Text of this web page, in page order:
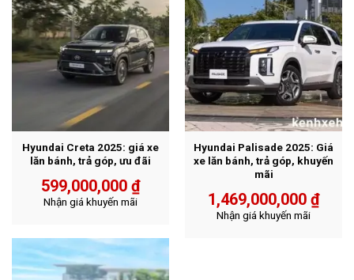
Hyundai Creta 2025: giá xe
lăn bánh, trả góp, ưu đãi
599,000,000 ₫
Nhận giá khuyến mãi
Hyundai Palisade 2025: Giá
xe lăn bánh, trả góp, khuyến
mãi
1,469,000,000 ₫
Nhận giá khuyến mãi